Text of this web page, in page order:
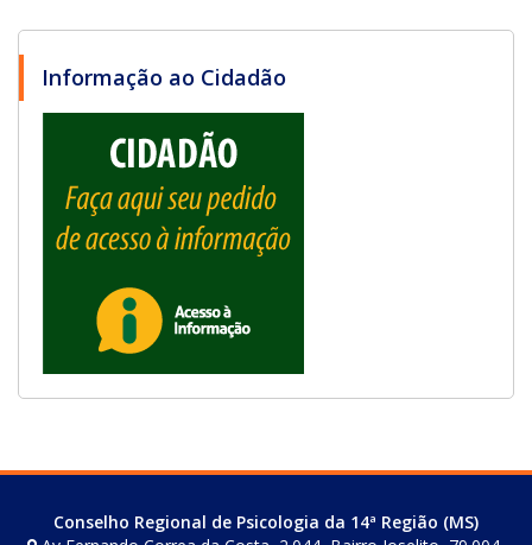
Informação ao Cidadão
Conselho Regional de Psicologia da 14ª Região (MS)